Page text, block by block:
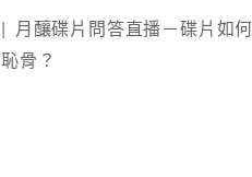
月釀碟片問答直播－碟片如
恥骨？️